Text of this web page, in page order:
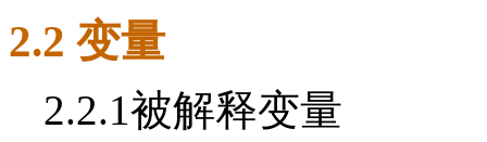
2.2 变量
2.2.1被解释变量